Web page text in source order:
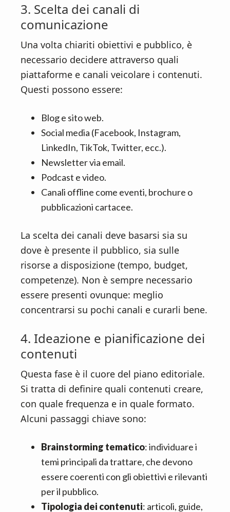
3. Scelta dei canali di
comunicazione
Una volta chiariti obiettivi e pubblico, è
necessario decidere attraverso quali
piattaforme e canali veicolare i contenuti.
Questi possono essere:
Blog e sito web.
Social media (Facebook, Instagram,
LinkedIn, TikTok, Twitter, ecc.).
Newsletter via email.
Podcast e video.
Canali offline come eventi, brochure o
pubblicazioni cartacee.
La scelta dei canali deve basarsi sia su
dove è presente il pubblico, sia sulle
risorse a disposizione (tempo, budget,
competenze). Non è sempre necessario
essere presenti ovunque: meglio
concentrarsi su pochi canali e curarli bene.
4. Ideazione e pianificazione dei
contenuti
Questa fase è il cuore del piano editoriale.
Si tratta di definire quali contenuti creare,
con quale frequenza e in quale formato.
Alcuni passaggi chiave sono:
Brainstorming tematico: individuare i
temi principali da trattare, che devono
essere coerenti con gli obiettivi e rilevanti
per il pubblico.
Tipologia dei contenuti: articoli, guide,